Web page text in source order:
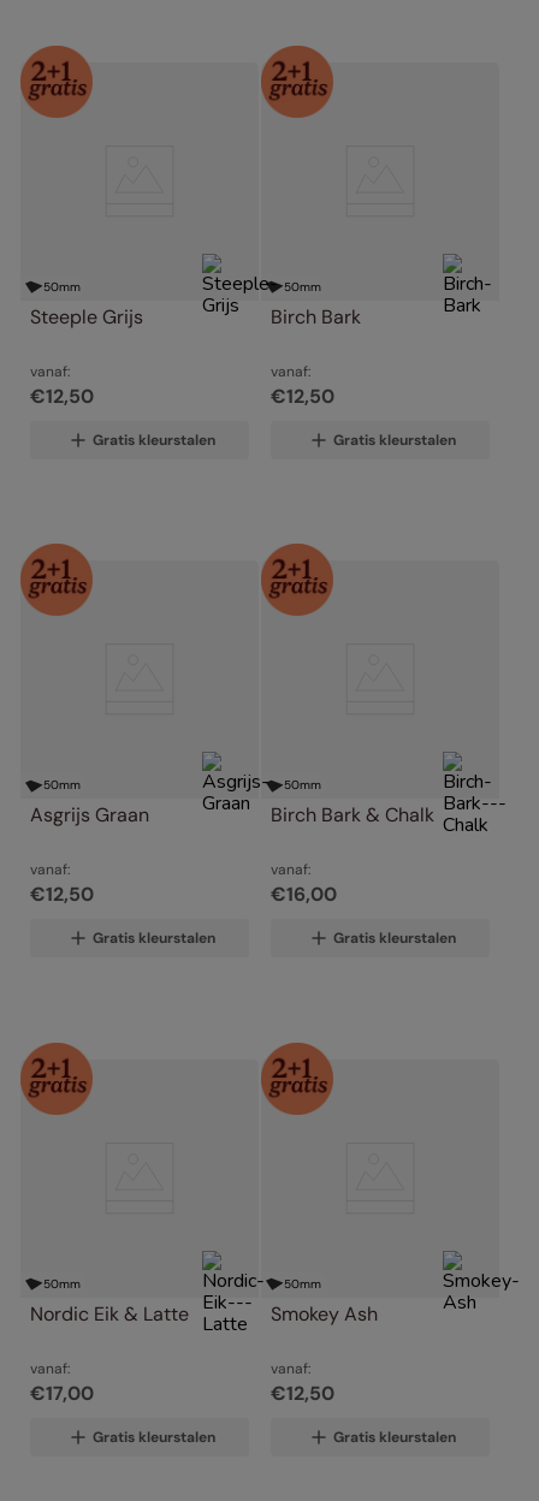
50mm
Steeple Grijs
vanaf:
€12,50
Gratis kleurstalen
50mm
Birch Bark
vanaf:
€12,50
Gratis kleurstalen
50mm
Asgrijs Graan
vanaf:
€12,50
Gratis kleurstalen
50mm
Birch Bark & Chalk
vanaf:
€16,00
Gratis kleurstalen
50mm
Nordic Eik & Latte
vanaf:
€17,00
Gratis kleurstalen
50mm
Smokey Ash
vanaf:
€12,50
Gratis kleurstalen